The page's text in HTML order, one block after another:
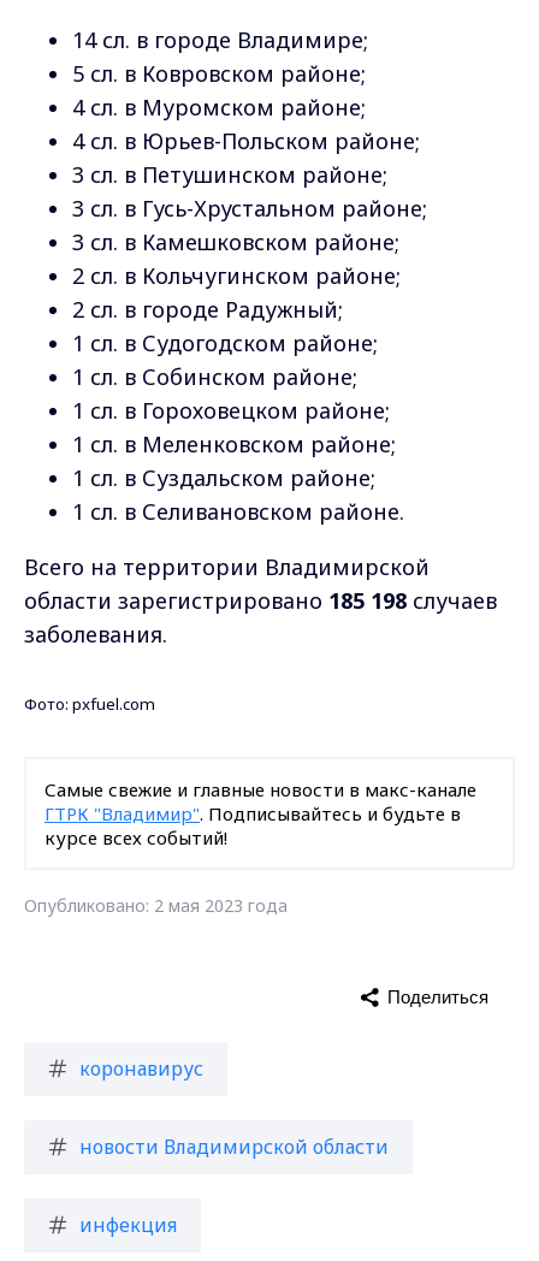
14 сл. в городе Владимире;
5 сл. в Ковровском районе;
4 сл. в Муромском районе;
4 сл. в Юрьев-Польском районе;
3 сл. в Петушинском районе;
3 сл. в Гусь-Хрустальном районе;
3 сл. в Камешковском районе;
2 сл. в Кольчугинском районе;
2 сл. в городе Радужный;
1 сл. в Судогодском районе;
1 сл. в Собинском районе;
1 сл. в Гороховецком районе;
1 сл. в Меленковском районе;
1 сл. в Суздальском районе;
1 сл. в Селивановском районе.
Всего на территории Владимирской
области зарегистрировано 185 198 случаев
заболевания.
Фото: pxfuel.com
Самые свежие и главные новости в макс-канале
ГТРК "Владимир". Подписывайтесь и будьте в
курсе всех событий!
Опубликовано: 2 мая 2023 года
коронавирус
новости Владимирской области
инфекция
Поделиться